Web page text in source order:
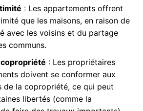
: Les appartements offrent
que les maisons, en raison de
avec les voisins et du partage
communs.
: Les propriétaires
doivent se conformer aux
de la copropriété, ce qui peut
libertés (comme la